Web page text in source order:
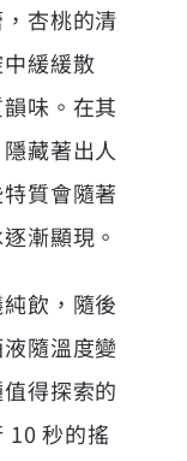
杏桃的清
緩緩散
味。在其
藏著出人
質會隨著
漸顯現。
飲，隨後
隨溫度變
得探索的
10 秒的搖